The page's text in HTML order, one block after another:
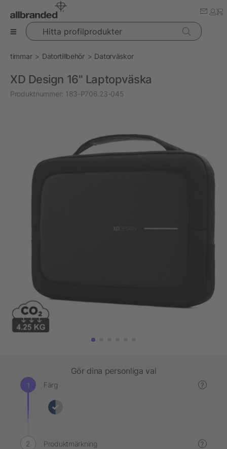
Hitta profilprodukter
timmar Datortillbehör Datorväskor
XD Design 16" Laptopväska
Produktnummer: 183-P706.23-045
Gör dina personliga val
Färg ?
Produktmärkning ?